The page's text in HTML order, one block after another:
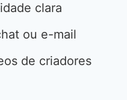
clara
ou e-mail
de criadores